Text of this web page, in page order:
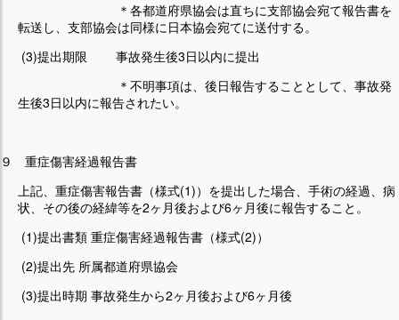
＊各都道府県協会は直ちに支部協会宛て報告書を
転送し、支部協会は同様に日本協会宛てに送付する。
(3)提出期限 事故発生後3日以内に提出
＊不明事項は、後日報告することとして、事故発
生後3日以内に報告されたい。
９ 重症傷害経過報告書
上記、重症傷害報告書（様式(1)）を提出した場合、手術の経過、病
状、その後の経緯等を2ヶ月後および6ヶ月後に報告すること。
(1)提出書類 重症傷害経過報告書（様式(2)）
(2)提出先 所属都道府県協会
(3)提出時期 事故発生から2ヶ月後および6ヶ月後